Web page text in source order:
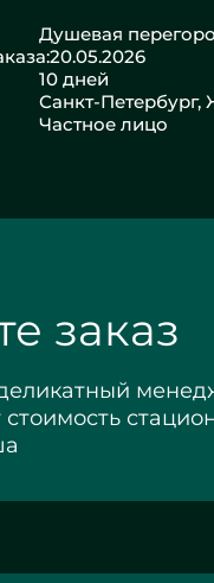
Душевая
20.05.2026
10 дней
Санкт-Петербург,
Частное лицо
заказ